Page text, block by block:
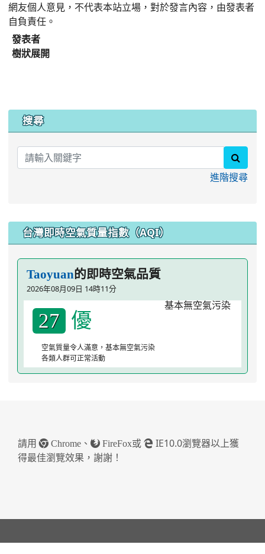
網友個人意見，不代表本站立場，對於發言內容，由發表者
自負責任。
發表者
樹狀展開
搜尋
進階搜尋
台灣即時空氣質量指數（AQI）
Taoyuan的即時空氣品質
2026年08月09日 14時11分
27 優
空氣質量令人滿意，基本無空氣污染
各類人群可正常活動
請用 Chrome 、 FireFox或
IE10.0瀏覽器以上獲
得最佳瀏覽效果，謝謝！